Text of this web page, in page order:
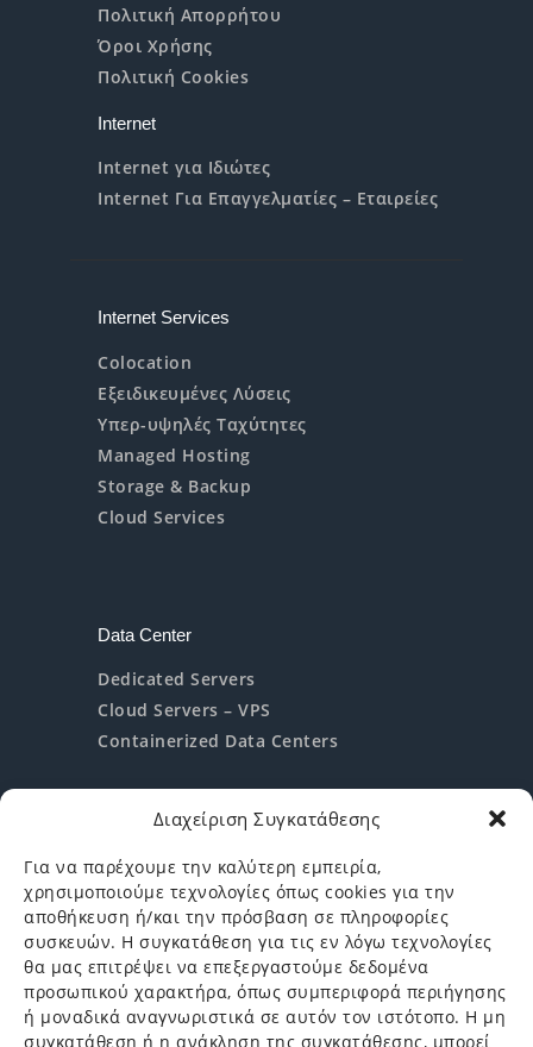
Διαχείριση Συγκατάθεσης
Για να παρέχουμε την καλύτερη εμπειρία,
χρησιμοποιούμε τεχνολογίες όπως cookies για την
αποθήκευση ή/και την πρόσβαση σε πληροφορίες
συσκευών. Η συγκατάθεση για τις εν λόγω τεχνολογίες
θα μας επιτρέψει να επεξεργαστούμε δεδομένα
προσωπικού χαρακτήρα, όπως συμπεριφορά περιήγησης
ή μοναδικά αναγνωριστικά σε αυτόν τον ιστότοπο. Η μη
συγκατάθεση ή η ανάκληση της συγκατάθεσης, μπορεί
Πολιτική Απορρήτου
Όροι Χρήσης
Πολιτική Cookies
Internet
Internet για Ιδιώτες
Internet Για Επαγγελματίες – Εταιρείες
Internet Services
Colocation
Εξειδικευμένες Λύσεις
Υπερ-υψηλές Ταχύτητες
Managed Hosting
Storage & Backup
Cloud Services
Data Center
Dedicated Servers
Cloud Servers – VPS
Containerized Data Centers
Help & Support
Υποστήριξη
Αίτηση Ενδιαφέροντος
Login
Είσοδος/Εγγραφή